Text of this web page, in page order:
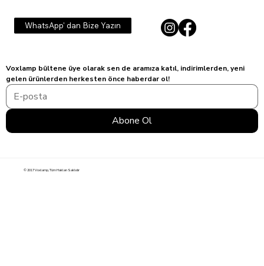
WhatsApp' dan Bize Yazın
Voxlamp bültene üye olarak sen de aramıza katıl, indirimlerden, yeni
gelen ürünlerden herkesten önce haberdar ol!
Abone Ol
© 2017 Voxlamp, Tüm Hakları Saklıdır